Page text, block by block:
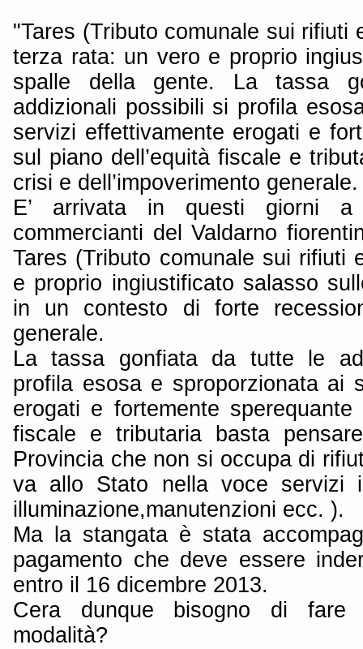
"Tares (Tributo comunale sui rifiuti
terza rata: un vero e proprio
spalle della gente. La tassa
addizionali possibili si profila
servizi effettivamente erogati e
sul piano dell’equità fiscale e
crisi e dell’impoverimento generale.
E’ arrivata in questi giorni
commercianti del Valdarno
Tares (Tributo comunale sui rifiuti
e proprio ingiustificato salasso
in un contesto di forte
generale.
La tassa gonfiata da tutte le
profila esosa e sproporzionata ai
erogati e fortemente sperequante
fiscale e tributaria basta
Provincia che non si occupa di
va allo Stato nella voce servizi
illuminazione,manutenzioni ecc. ).
Ma la stangata è stata
pagamento che deve essere
entro il 16 dicembre 2013.
Cera dunque bisogno di fare
modalità?